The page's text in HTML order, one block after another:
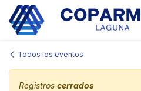
Ir al contenido
Todos los eventos
Registros cerrados